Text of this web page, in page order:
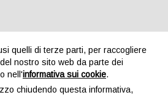
quelli di terze parti, per raccogliere
nostro sito web da parte dei
nell'informativa sui cookie.
chiudendo questa informativa,